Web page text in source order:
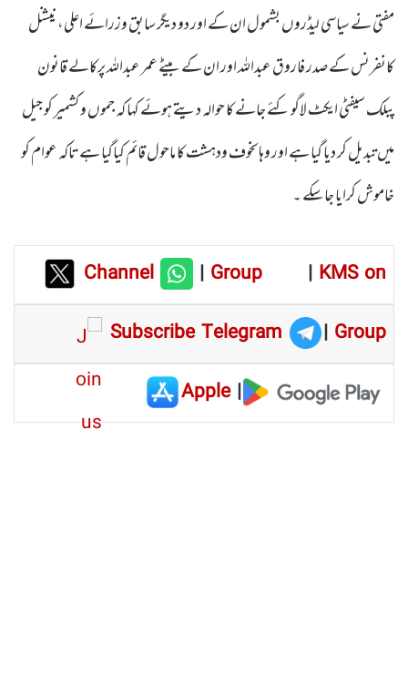
مفتی نے سیاسی لیڈروں بشمول ان کے اور دو دیگر سابق وزرائے اعلی، نیشنل
کانفرنس کے صدر فاروق عبداللہ اور ان کے بیٹے عمر عبداللہ پرکالے قانون
پبلک سیفٹی ایکٹ لاگو کئے جانے کا حوالہ دیتے ہوئے کہا کہ جموں و کشمیر کو جیل
میں تبدیل کر دیا گیا ہے اور وہاںخوف ودہشت کا ماحول قائم کیاگیا ہے تاکہ عوام کو
خاموش کرایا جاسکے ۔
Channel |Group | KMS on
Subscribe Telegram
| Group
|
Apple